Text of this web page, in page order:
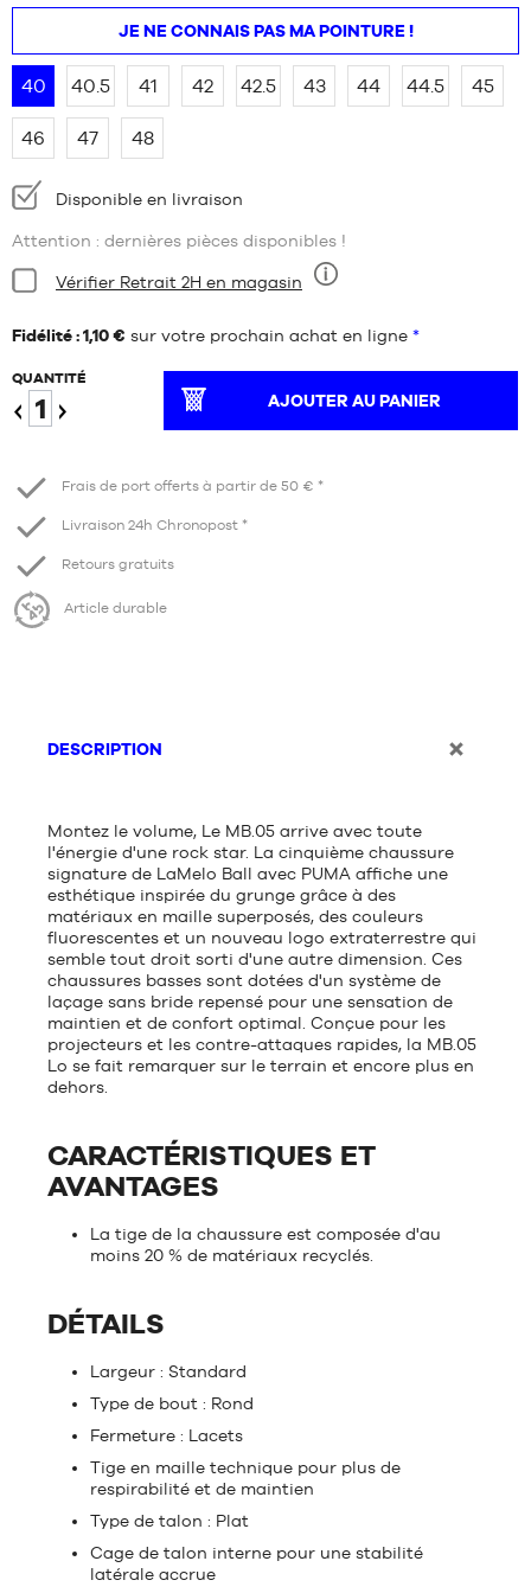
JE NE CONNAIS PAS MA POINTURE !
40 40.5 41 42 42.5 43 44 44.5 45
46 47 48
Disponibilité
:
Disponible en livraison
Attention : dernières pièces disponibles !
Condition:
Neuf
Vérifier Retrait 2H en magasin
Fidélité : 1,10 € sur votre prochain achat en ligne *
QUANTITÉ
AJOUTER AU PANIER
Frais de port offerts à partir de 50 € *
Livraison 24h Chronopost *
Retours gratuits
Article durable
DESCRIPTION
Montez le volume, Le MB.05 arrive avec toute
l'énergie d'une rock star. La cinquième chaussure
signature de LaMelo Ball avec PUMA affiche une
esthétique inspirée du grunge grâce à des
matériaux en maille superposés, des couleurs
fluorescentes et un nouveau logo extraterrestre qui
semble tout droit sorti d'une autre dimension. Ces
chaussures basses sont dotées d'un système de
laçage sans bride repensé pour une sensation de
maintien et de confort optimal. Conçue pour les
projecteurs et les contre-attaques rapides, la MB.05
Lo se fait remarquer sur le terrain et encore plus en
dehors.
CARACTÉRISTIQUES ET
AVANTAGES
La tige de la chaussure est composée d'au
moins 20 % de matériaux recyclés.
DÉTAILS
Largeur : Standard
Type de bout : Rond
Fermeture : Lacets
Tige en maille technique pour plus de
respirabilité et de maintien
Type de talon : Plat
Cage de talon interne pour une stabilité
latérale accrue